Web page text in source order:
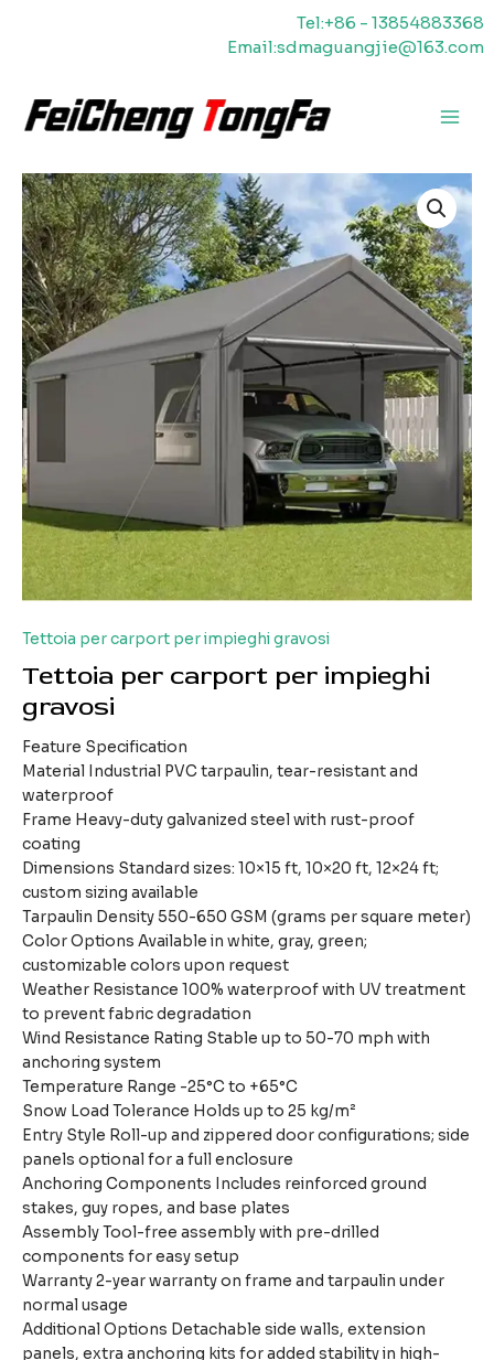
Tel:+86 - 13854883368
Email:sdmaguangjie@163.com
Tettoia per carport per impieghi gravosi
Tettoia per carport per impieghi
gravosi
Feature Specification
Material Industrial PVC tarpaulin, tear-resistant and
waterproof
Frame Heavy-duty galvanized steel with rust-proof
coating
Dimensions Standard sizes: 10×15 ft, 10×20 ft, 12×24 ft;
custom sizing available
Tarpaulin Density 550-650 GSM (grams per square meter)
Color Options Available in white, gray, green;
customizable colors upon request
Weather Resistance 100% waterproof with UV treatment
to prevent fabric degradation
Wind Resistance Rating Stable up to 50-70 mph with
anchoring system
Temperature Range -25°C to +65°C
Snow Load Tolerance Holds up to 25 kg/m²
Entry Style Roll-up and zippered door configurations; side
panels optional for a full enclosure
Anchoring Components Includes reinforced ground
stakes, guy ropes, and base plates
Assembly Tool-free assembly with pre-drilled
components for easy setup
Warranty 2-year warranty on frame and tarpaulin under
normal usage
Additional Options Detachable side walls, extension
panels, extra anchoring kits for added stability in high-